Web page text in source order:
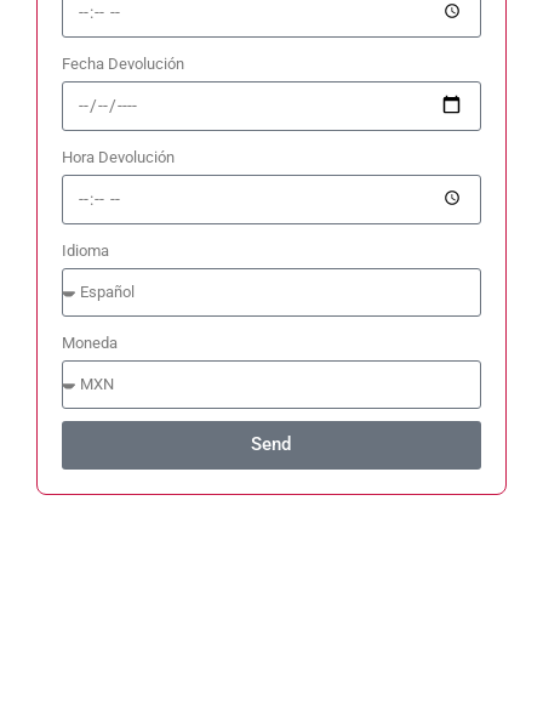
Fecha Devolución
Hora Devolución
Idioma
Moneda
Send